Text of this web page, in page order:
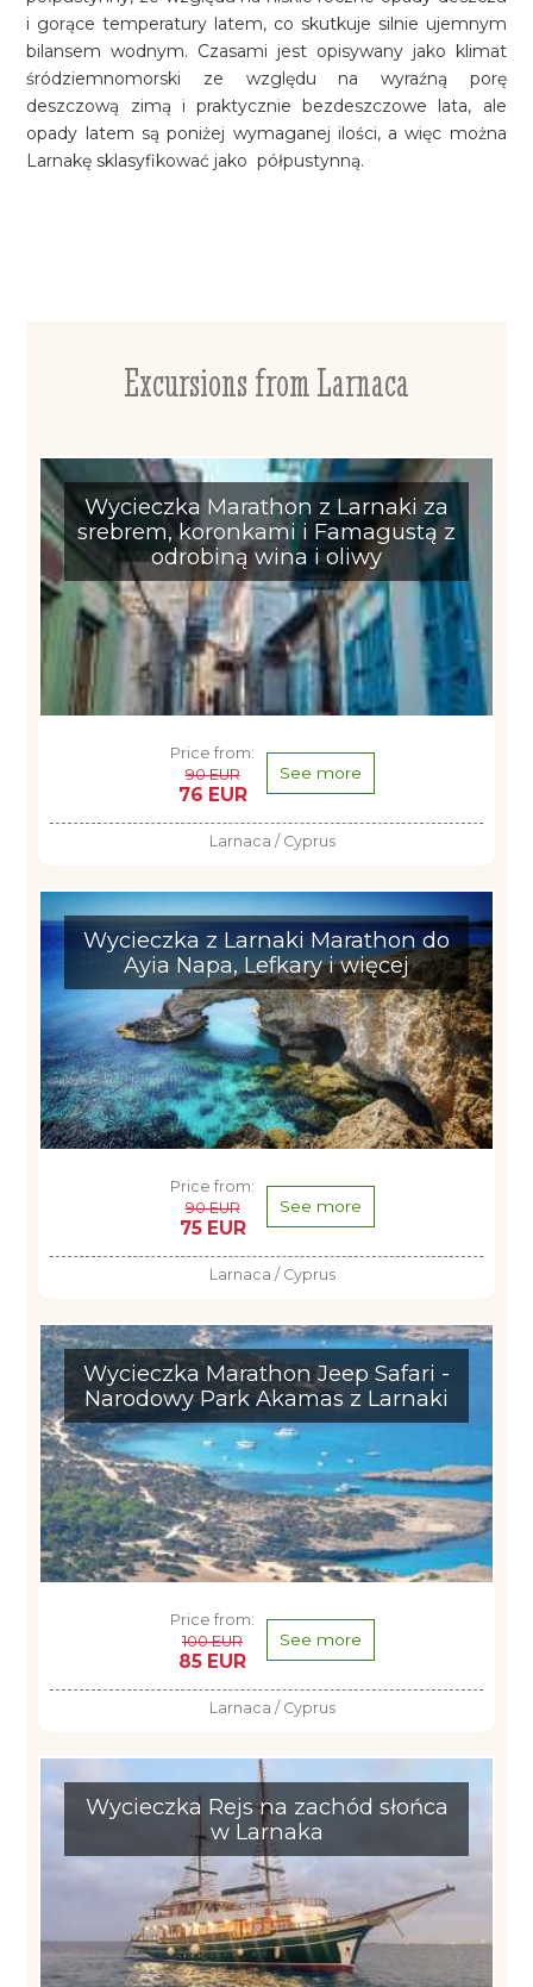
i gorące temperatury latem, co skutkuje silnie ujemnym
bilansem wodnym. Czasami jest opisywany jako klimat
śródziemnomorski ze względu na wyraźną porę
deszczową zimą i praktycznie bezdeszczowe lata, ale
opady latem są poniżej wymaganej ilości, a więc można
Larnakę sklasyfikować jako półpustynną.
Excursions from Larnaca
Wycieczka Marathon z Larnaki za
srebrem, koronkami i Famagustą z
odrobiną wina i oliwy
Price from:
90 EUR
76 EUR
See more
Larnaca / Cyprus
Wycieczka z Larnaki Marathon do
Ayia Napa, Lefkary i więcej
Price from:
90 EUR
75 EUR
See more
Larnaca / Cyprus
Wycieczka Marathon Jeep Safari -
Narodowy Park Akamas z Larnaki
Price from:
100 EUR
85 EUR
See more
Larnaca / Cyprus
Wycieczka Rejs na zachód słońca
w Larnaka